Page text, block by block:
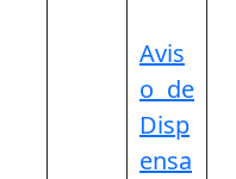
Avis
o de
Disp
ensa